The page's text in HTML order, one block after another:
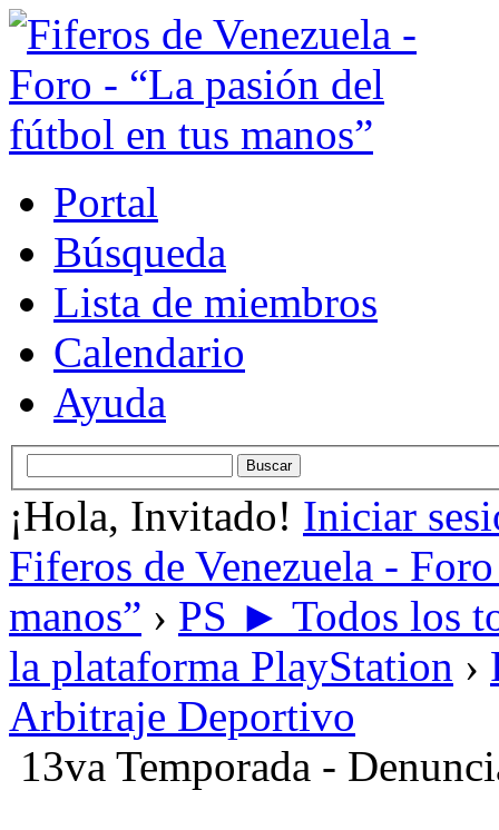
Portal
Búsqueda
Lista de miembros
Calendario
Ayuda
¡Hola, Invitado! Iniciar
Fiferos de Venezuela -
manos” › PS ► Todos los
la plataforma PlayStation ›
Arbitraje Deportivo
13va Temporada -